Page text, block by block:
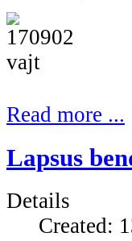
Read more ...
Lapsus
Details
Created: